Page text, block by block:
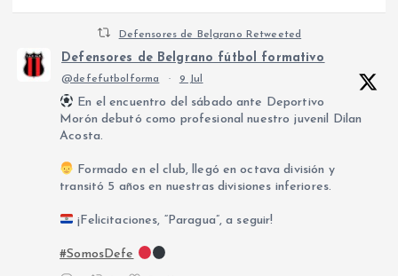
Defensores de Belgrano Retweeted
Defensores de Belgrano fútbol formativo
@defefutbolforma · 9 Jul
En el encuentro del sábado ante Deportivo
Morón debutó como profesional nuestro juvenil Dilan
Acosta.
Formado en el club, llegó en octava división y
transitó 5 años en nuestras divisiones inferiores.
¡Felicitaciones, “Paragua”, a seguir!
#SomosDefe